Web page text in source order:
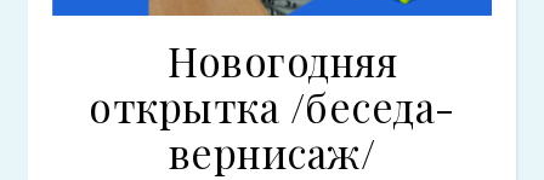
Новогодняя
открытка /беседа-
вернисаж/